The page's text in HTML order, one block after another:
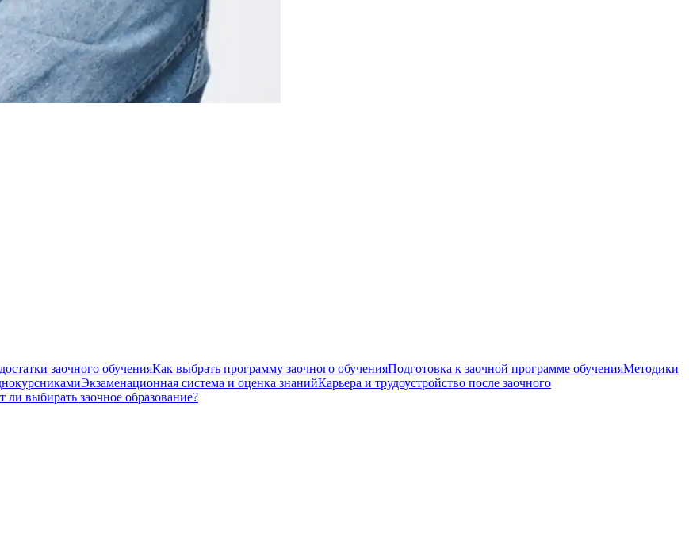
заочного обученияКак выбрать программу заочного обученияПодготовка к заочной программе обученияМетодики
Экзаменационная система и оценка знанийКарьера и трудоустройство после заочного
ли выбирать заочное образование?